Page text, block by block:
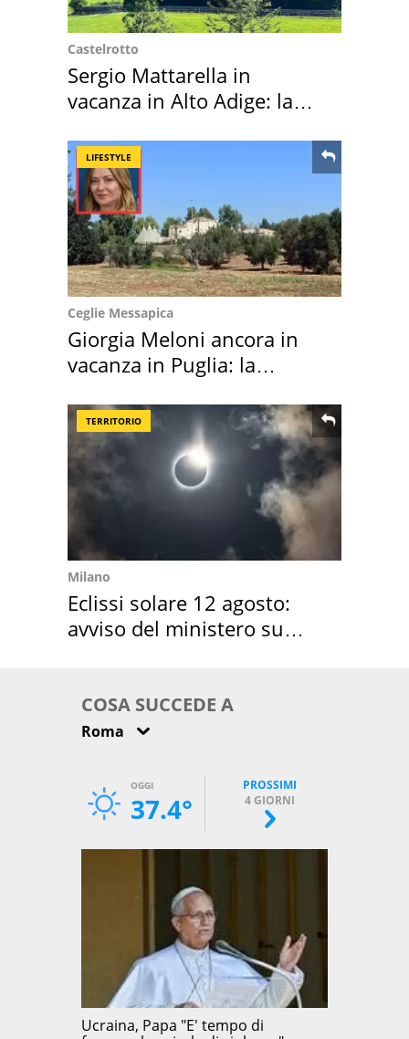
Castelrotto
Sergio Mattarella in
vacanza in Alto Adige: la
LIFESTYLE
Ceglie Messapica
Giorgia Meloni ancora in
vacanza in Puglia: la
TERRITORIO
Milano
Eclissi solare 12 agosto:
avviso del ministero su